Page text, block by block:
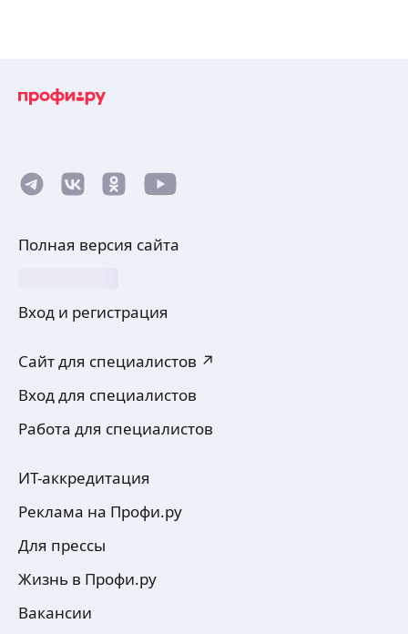
Полная версия сайта
Вход и регистрация
Сайт для специалистов ↗
Вход для специалистов
Работа для специалистов
ИТ-аккредитация
Реклама на Профи.ру
Для прессы
Жизнь в Профи.ру
Вакансии